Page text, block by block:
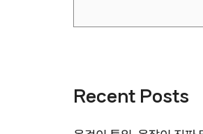
Recent Posts